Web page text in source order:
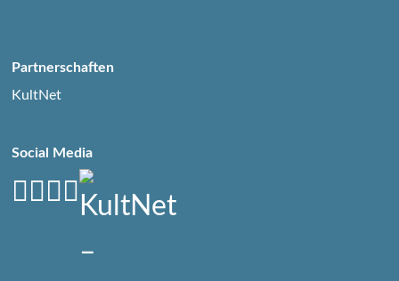
Partnerschaften
KultNet
Social Media